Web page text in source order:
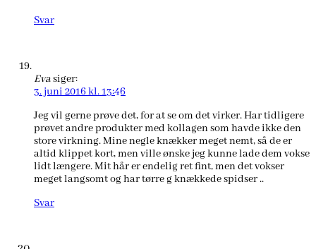
Svar
Evasiger:
3. juni 2016 kl. 13:46
Jeg vil gerne prøve det, for at se om det virker. Har tidligere
prøvet andre produkter med kollagen som havde ikke den
store virkning. Mine negle knækker meget nemt, så de er
altid klippet kort, men ville ønske jeg kunne lade dem vokse
lidt længere. Mit hår er endelig ret fint, men det vokser
meget langsomt og har tørre g knækkede spidser ..
Svar